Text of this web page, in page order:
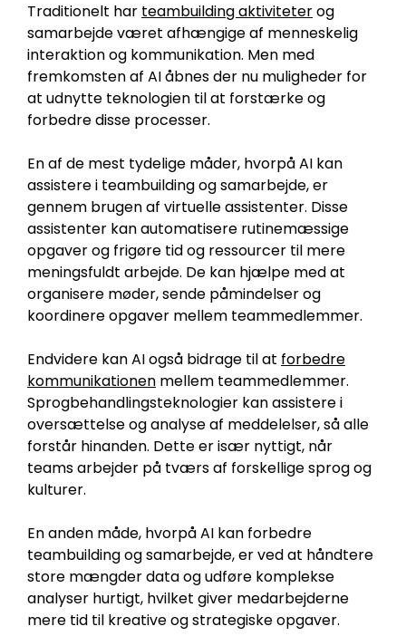
Traditionelt har teambuilding aktiviteterog
samarbejde været afhængige af menneskelig
interaktion og kommunikation. Men med
fremkomsten af AI åbnes der nu muligheder for
at udnytte teknologien til at forstærke og
forbedre disse processer.
En af de mest tydelige måder, hvorpå AI kan
assistere i teambuilding og samarbejde, er
gennem brugen af virtuelle assistenter. Disse
assistenter kan automatisere rutinemæssige
opgaver og frigøre tid og ressourcer til mere
meningsfuldt arbejde. De kan hjælpe med at
organisere møder, sende påmindelser og
koordinere opgaver mellem teammedlemmer.
Endvidere kan AI også bidrage til at forbedre
kommunikationen mellem teammedlemmer.
Sprogbehandlingsteknologier kan assistere i
oversættelse og analyse af meddelelser, så alle
forstår hinanden. Dette er især nyttigt, når
teams arbejder på tværs af forskellige sprog og
kulturer.
En anden måde, hvorpå AI kan forbedre
teambuilding og samarbejde, er ved at håndtere
store mængder data og udføre komplekse
analyser hurtigt, hvilket giver medarbejderne
mere tid til kreative og strategiske opgaver.